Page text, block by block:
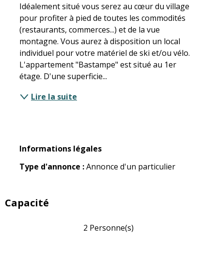
Idéalement situé vous serez au cœur du village
pour profiter à pied de toutes les commodités
(restaurants, commerces...) et de la vue
montagne. Vous aurez à disposition un local
individuel pour votre matériel de ski et/ou vélo.
L'appartement "Bastampe" est situé au 1er
étage. D'une superficie...
Lire la suite
Informations légales
Informations légales
Type d'annonce :Annonce d'un particulier
Capacité
2 Personne(s)